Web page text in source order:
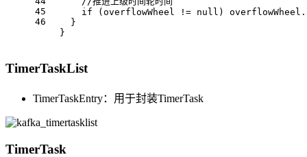
45
46
if (overflowWheel != null )
    }
  }
TimerTaskList
TimerTaskEntry：用于封装TimerTask
TimerTask